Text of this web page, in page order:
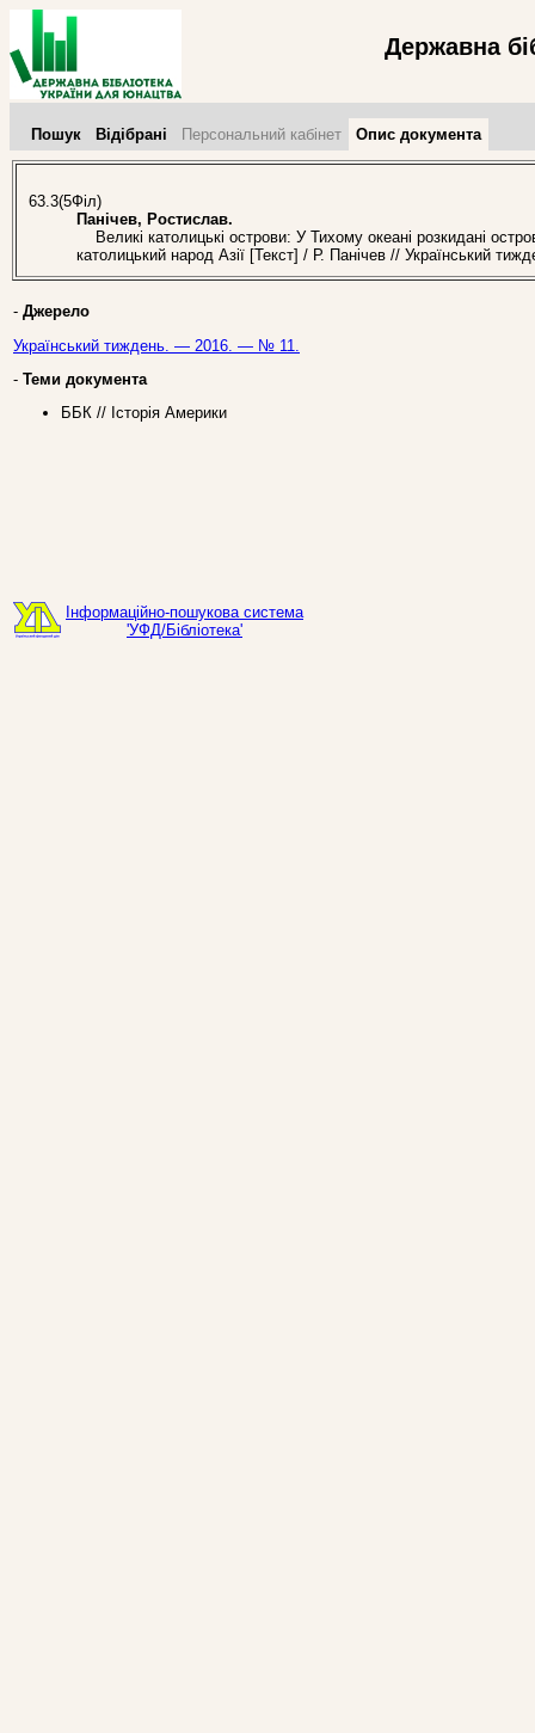
Державна
Пошук Відібрані Персональний кабінет Опис документа
63.3(5Філ)
Панічев, Ростислав.
Великі католицькі острови: У Тихому океані розкидані
католицький народ Азії [Текст] / Р. Панічев // Український
- Джерело
Український тиждень. — 2016. — № 11.
- Теми документа
ББК // Історія Америки
Інформаційно-пошукова система
'УФД/Бібліотека'